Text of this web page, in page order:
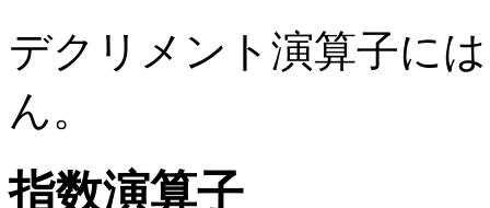
デクリメント演算子に
ん。
指数演算子